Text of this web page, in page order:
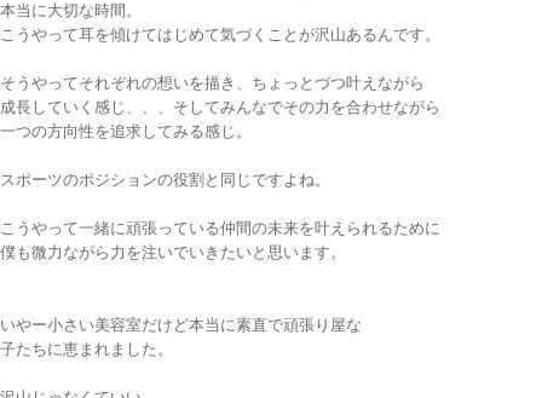
本当に大切な時間。
こうやって耳を傾けてはじめて気づくことが沢山あるんです。
そうやってそれぞれの想いを描き、ちょっとづつ叶えながら
成長していく感じ、、、そしてみんなでその力を合わせながら
一つの方向性を追求してみる感じ。
スポーツのポジションの役割と同じですよね。
こうやって一緒に頑張っている仲間の未来を叶えられるために
僕も微力ながら力を注いでいきたいと思います。
いやー小さい美容室だけど本当に素直で頑張り屋な
子たちに恵まれました。